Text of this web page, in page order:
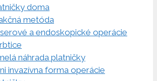
doma
metóda
a endoskopické operácie
náhrada platničky
invazívna forma operácie